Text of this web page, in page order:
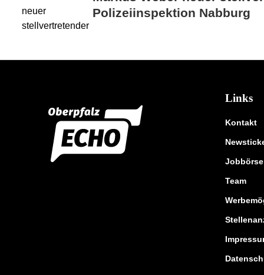
Polizeiinspektion Nabburg
Links
Kontakt
Jobbörse
Team